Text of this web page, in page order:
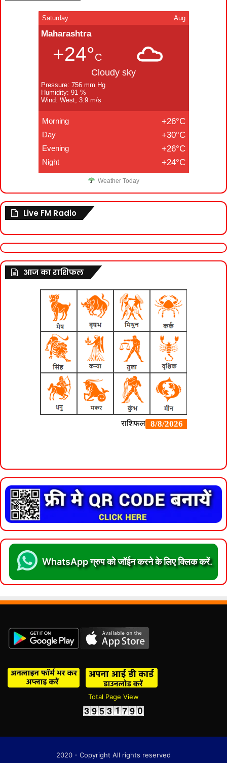
Saturday Aug
Maharashtra
+24°C
Cloudy sky
Pressure: 756 mm Hg
Humidity: 91 %
Wind: West, 3.9 m/s
Morning +26°C
Day +30°C
Evening +26°C
Night +24°C
Weather Today
Live FM Radio
आज का राशिफल
WhatsApp ग्रुप को जॉईन करने के लिए क्लिक करें.
Total Page View
2020 - Copyright All rights reserved